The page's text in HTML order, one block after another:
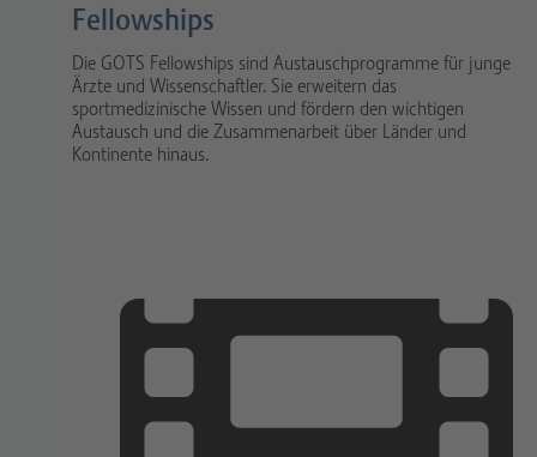
Fellowships
Die GOTS Fellowships sind Austauschprogramme für junge
Ärzte und Wissenschaftler. Sie erweitern das
sportmedizinische Wissen und fördern den wichtigen
Austausch und die Zusammenarbeit über Länder und
Kontinente hinaus.